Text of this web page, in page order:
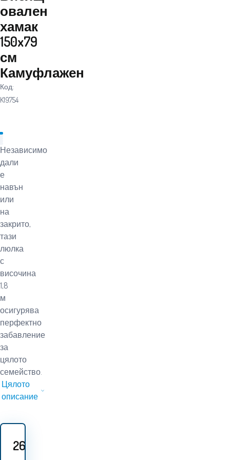
овален
хамак
150x79
см
Камуфлажен
Код:
K19754
Независимо
дали
е
навън
или
на
закрито,
тази
люлка
с
височина
1,8
м
осигурява
перфектно
забавление
за
цялото
семейство.
Цялото
описание
26